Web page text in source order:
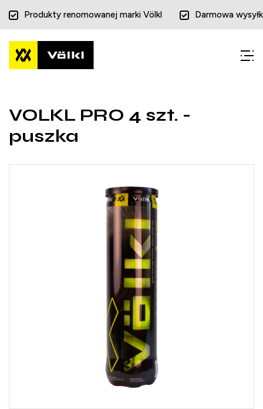
głównego
menu
w
Produkty renomowanej marki Völkl Darmowa
VOLKL PRO 4 szt. -
puszka